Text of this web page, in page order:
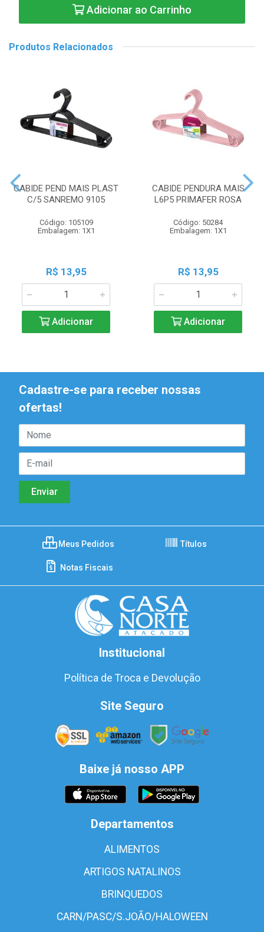
Adicionar ao Carrinho
Produtos Relacionados
CABIDE PEND MAIS PLAST
C/5 SANREMO 9105
Código: 105109
Embalagem: 1X1
R$ 13,95
Adicionar
CABIDE PENDURA MAIS
L6P5 PRIMAFER ROSA
Código: 50284
Embalagem: 1X1
R$ 13,95
Adicionar
Cadastre-se para receber nossas
ofertas!
Meus Pedidos Títulos
Notas Fiscais
Institucional
Política de Troca e Devolução
Site Seguro
Baixe já nosso APP
Departamentos
ALIMENTOS
ARTIGOS NATALINOS
BRINQUEDOS
CARN/PASC/S.JOÃO/HALOWEEN